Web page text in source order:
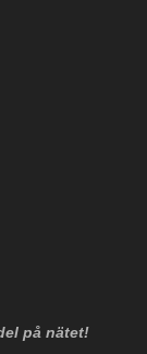
på nätet!